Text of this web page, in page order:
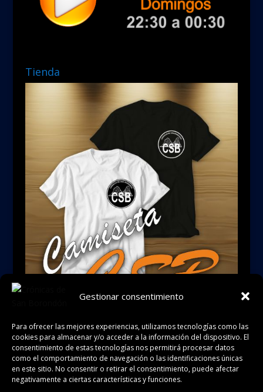
Gestionar consentimiento
Para ofrecer las mejores experiencias, utilizamos tecnologías como las
cookies para almacenar y/o acceder a la información del dispositivo. El
consentimiento de estas tecnologías nos permitirá procesar datos
como el comportamiento de navegación o las identificaciones únicas
en este sitio. No consentir o retirar el consentimiento, puede afectar
negativamente a ciertas características y funciones.
Tienda